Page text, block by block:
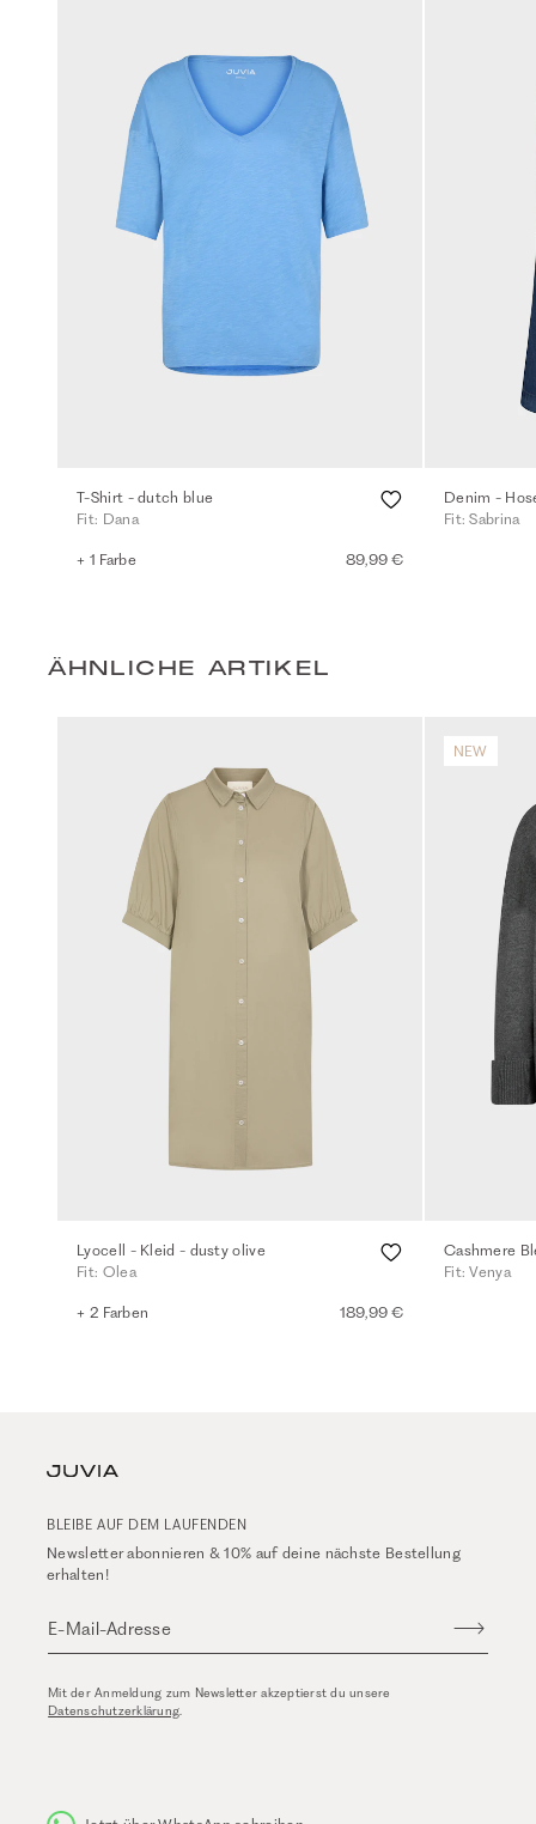
T-Shirt - dutch blue
Fit: Dana
+ 1 Farbe 89,99 €
Denim -
Fit: Sabrina
ÄHNLICHE ARTIKEL
Lyocell - Kleid - dusty olive
Fit: Olea
+ 2 Farben 189,99 €
NEW
Cashmere
Fit: Venya
BLEIBE AUF DEM LAUFENDEN
Newsletter abonnieren & 10% auf deine nächste Bestellung
erhalten!
E-Mail-Adresse
Mit der Anmeldung zum Newsletter akzeptierst du unsere
Datenschutzerklärung.